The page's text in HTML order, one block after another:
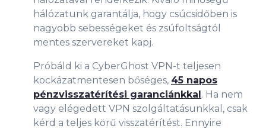
hálózatunk garantálja, hogy csúcsidőben is
nagyobb sebességeket és zsúfoltságtól
mentes szervereket kapj.
Próbáld ki a CyberGhost VPN-t teljesen
kockázatmentesen bőséges, 45 napos
pénzvisszatérítési garanciánkkal. Ha nem
vagy elégedett VPN szolgáltatásunkkal, csak
kérd a teljes körű visszatérítést. Ennyire